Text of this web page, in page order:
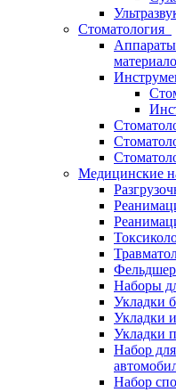
Стоматология
Медицинские
Наборы
Укладки
Укладки
Укладки
Набор
Набор